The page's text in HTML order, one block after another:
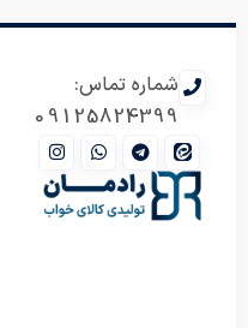
شماره تماس:
09125824399